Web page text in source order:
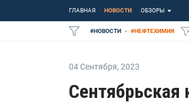
ГЛАВНАЯ НОВОСТИ ОБЗОРЫ
#НОВОСТИ #НЕФТЕХИМИЯ
04 Сентября, 2023
Сентябрьская